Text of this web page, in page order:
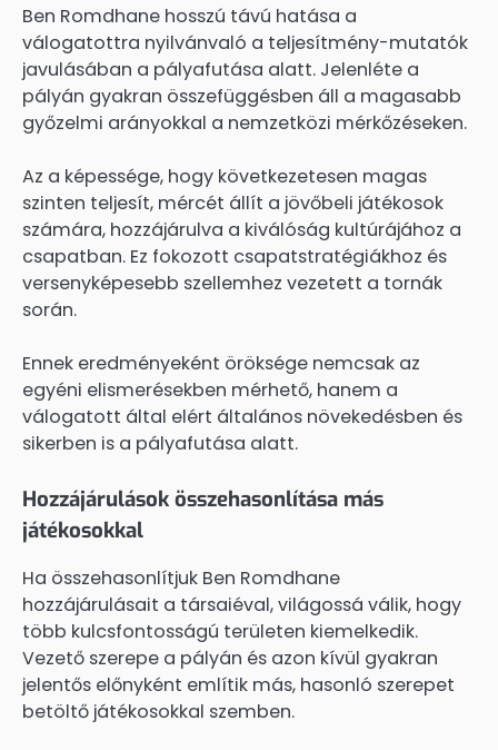
Ben Romdhane hosszú távú hatása a
válogatottra nyilvánvaló a teljesítmény-mutatók
javulásában a pályafutása alatt. Jelenléte a
pályán gyakran összefüggésben áll a magasabb
győzelmi arányokkal a nemzetközi mérkőzéseken.
Az a képessége, hogy következetesen magas
szinten teljesít, mércét állít a jövőbeli játékosok
számára, hozzájárulva a kiválóság kultúrájához a
csapatban. Ez fokozott csapatstratégiákhoz és
versenyképesebb szellemhez vezetett a tornák
során.
Ennek eredményeként öröksége nemcsak az
egyéni elismerésekben mérhető, hanem a
válogatott által elért általános növekedésben és
sikerben is a pályafutása alatt.
Hozzájárulások összehasonlítása más
játékosokkal
Ha összehasonlítjuk Ben Romdhane
hozzájárulásait a társaiéval, világossá válik, hogy
több kulcsfontosságú területen kiemelkedik.
Vezető szerepe a pályán és azon kívül gyakran
jelentős előnyként említik más, hasonló szerepet
betöltő játékosokkal szemben.